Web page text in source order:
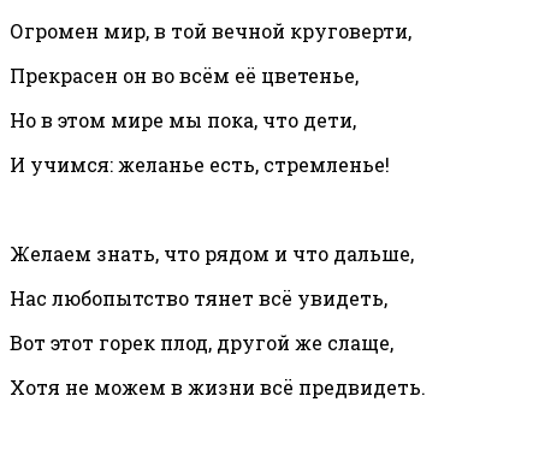
Огромен мир, в той вечной круговерти,
Прекрасен он во всём её цветенье,
Но в этом мире мы пока, что дети,
И учимся: желанье есть, стремленье!
Желаем знать, что рядом и что дальше,
Нас любопытство тянет всё увидеть,
Вот этот горек плод, другой же слаще,
Хотя не можем в жизни всё предвидеть.